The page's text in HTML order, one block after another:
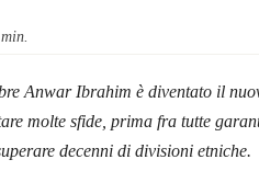
min.
Anwar Ibrahim è diventato il
molte sfide, prima fra tutte
decenni di divisioni etniche.